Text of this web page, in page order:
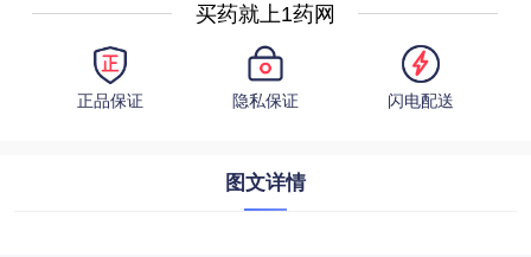
买药就上1药网
正品保证 隐私保证 闪电配送
图文详情